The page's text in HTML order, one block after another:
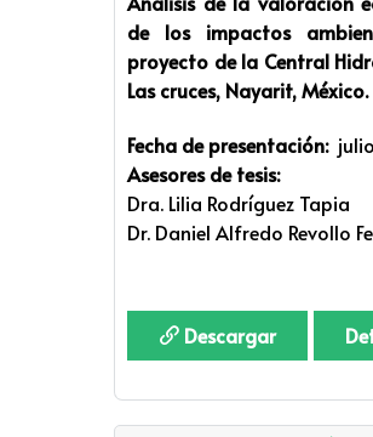
de los impactos
proyecto de la Central
Las cruces, Nayarit, México.
Fecha de presentación:
Asesores de tesis:
Dra. Lilia Rodríguez Tapia
Dr. Daniel Alfredo Revollo
Descargar